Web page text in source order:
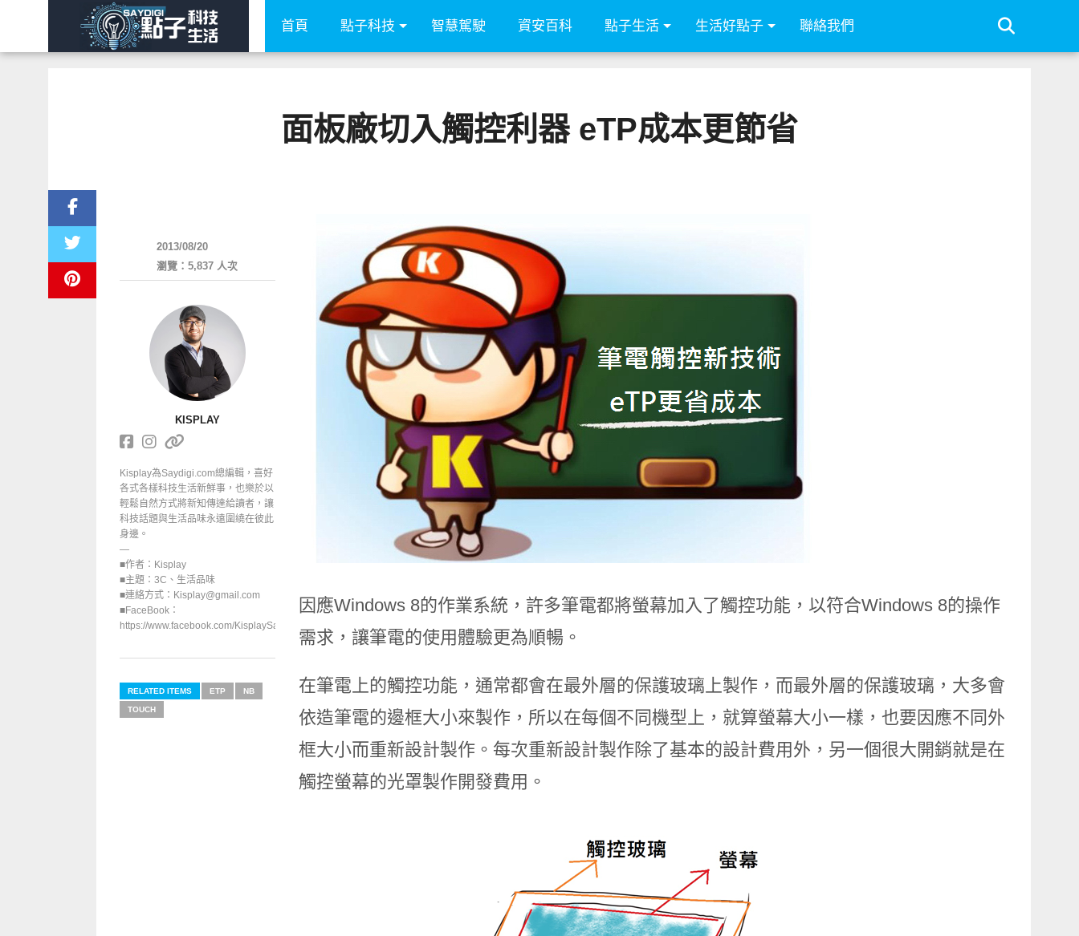
首頁 點子科技 智慧駕駛 資安百科 點子生活 生活好點子 聯絡我們
面板廠切入觸控利器 eTP成本更節省
因應Windows 8的作業系統，許多筆電都將螢幕加入了觸控功能，以符合Windows 8的操作
需求，讓筆電的使用體驗更為順暢。
在筆電上的觸控功能，通常都會在最外層的保護玻璃上製作，而最外層的保護玻璃，大多會
依造筆電的邊框大小來製作，所以在每個不同機型上，就算螢幕大小一樣，也要因應不同外
框大小而重新設計製作。每次重新設計製作除了基本的設計費用外，另一個很大開銷就是在
觸控螢幕的光罩製作開發費用。
2013/08/20
瀏覽：5,837 人次
KISPLAY
Kisplay為Saydigi.com總編輯，喜好
各式各樣科技生活新鮮事，也樂於以
輕鬆自然方式將新知傳達給讀者，讓
科技話題與生活品味永遠圍繞在彼此
身邊。
—
■作者：Kisplay
■主題：3C、生活品味
■連絡方式：Kisplay@gmail.com
■FaceBook：
https://www.facebook.com/KisplaySayGoodbuy/
RELATED ITEMS ETP NB
TOUCH